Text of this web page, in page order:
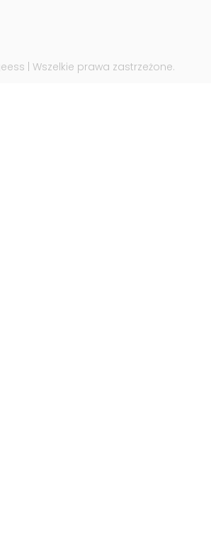
| Wszelkie prawa zastrzeżone.